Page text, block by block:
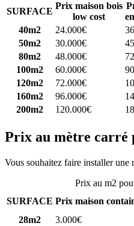
SURFACE
Prix maison bois
low cost
40m2
24.000€
50m2
30.000€
80m2
48.000€
100m2
60.000€
120m2
72.000€
160m2
96.000€
200m2
120.000€
Prix au mètre carré
Vous souhaitez faire installer une
Prix au m2
SURFACE Prix maison
28m2
3.000€